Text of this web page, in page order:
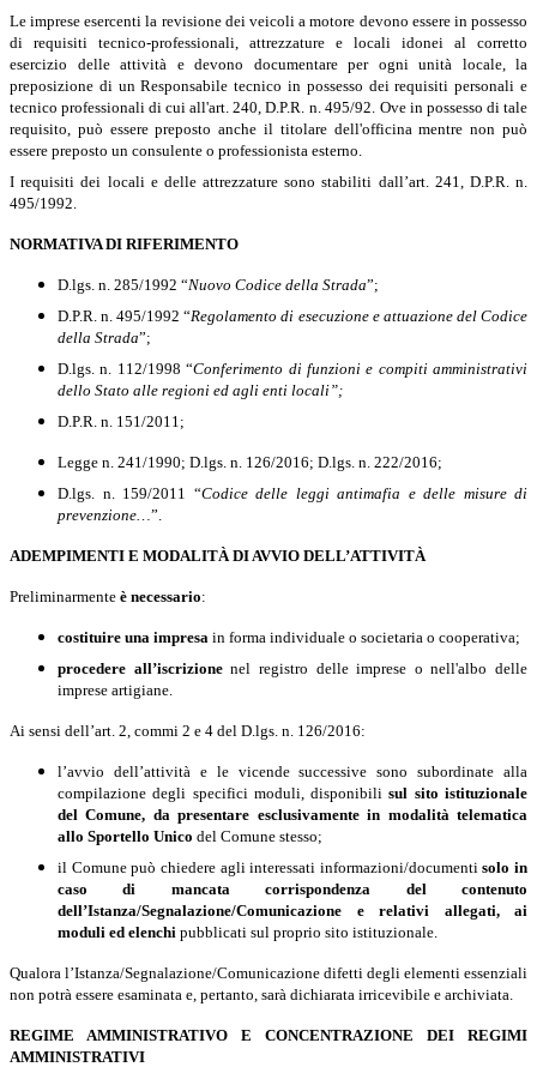
Le imprese esercenti la revisione dei veicoli a motore devono essere in possesso
di requisiti tecnico-professionali, attrezzature e locali idonei al corretto
esercizio delle attività e devono documentare per ogni unità locale, la
preposizione di un Responsabile tecnico in possesso dei requisiti personali e
tecnico professionali di cui all'art. 240, D.P.R. n. 495/92. Ove in possesso di tale
requisito, può essere preposto anche il titolare dell'officina mentre non può
essere preposto un consulente o professionista esterno.
I requisiti dei locali e delle attrezzature sono stabiliti dall’art. 241, D.P.R. n.
495/1992.
NORMATIVA DI RIFERIMENTO
D.lgs. n. 285/1992 “Nuovo Codice della Strada”;
D.P.R. n. 495/1992 “Regolamento di esecuzione e attuazione del Codice
della Strada”;
D.lgs. n. 112/1998 “Conferimento di funzioni e compiti amministrativi
dello Stato alle regioni ed agli enti locali”;
D.P.R. n. 151/2011;
Legge n. 241/1990; D.lgs. n. 126/2016; D.lgs. n. 222/2016;
D.lgs.
n. 159/2011 “Codice delle leggi antimafia e delle misure di
prevenzione… ”.
ADEMPIMENTI E MODALITÀ DI AVVIO DELL’ATTIVITÀ
Preliminarmente è necessario:
costituire una impresa in forma individuale o societaria o cooperativa;
procedere all’iscrizionenel registro delle imprese o nell'albo delle
imprese artigiane.
Ai sensi dell’art. 2, commi 2 e 4 del D.lgs. n. 126/2016:
l’avvio dell’attività e le vicende successive sono subordinate alla
compilazione degli specifici moduli, disponibilisul sito istituzionale
del Comune, da presentare esclusivamente in modalità telematica
allo Sportello Unico del Comune stesso;
il Comune può chiedere agli interessati informazioni/documentisolo in
caso di mancata
corrispondenza del contenuto
dell’Istanza/Segnalazione/Comunicazione e relativi allegati, ai
moduli ed elenchi pubblicati sul proprio sito istituzionale.
Qualora l’Istanza/Segnalazione/Comunicazione difetti degli elementi essenziali
non potrà essere esaminata e, pertanto, sarà dichiarata irricevibile e archiviata.
REGIME AMMINISTRATIVO E CONCENTRAZIONE DEI REGIMI
AMMINISTRATIVI